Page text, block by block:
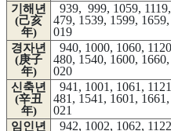
기해년
(己亥
年)
939, 999, 1059,
479, 1539, 1599,
019
경자년
(庚子
年)
940, 1000, 1060,
480, 1540, 1600,
020
신축년
(辛丑
年)
941, 1001, 1061,
481, 1541, 1601,
021
임인년
942, 1002, 1062,